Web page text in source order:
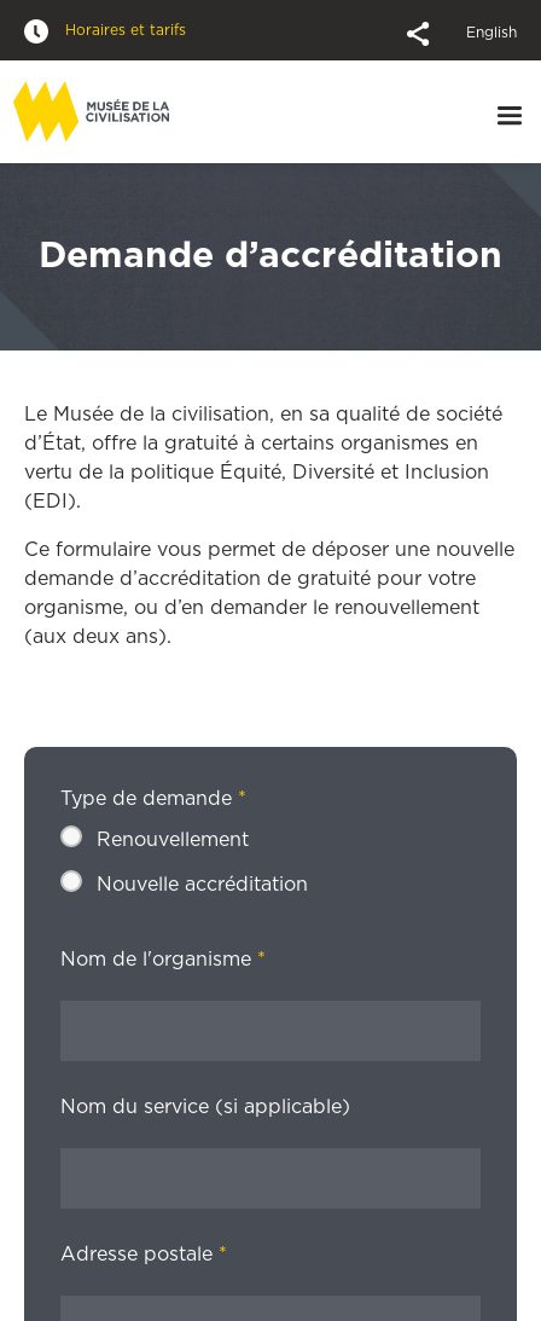
Horaires et tarifs English
Demande d’accréditation
Le Musée de la civilisation, en sa qualité de société
d’État, offre la gratuité à certains organismes en
vertu de la politique Équité, Diversité et Inclusion
(EDI).
Ce formulaire vous permet de déposer une nouvelle
demande d’accréditation de gratuité pour votre
organisme, ou d’en demander le renouvellement
(aux deux ans).
Type de demande *
Renouvellement
Nouvelle accréditation
Nom de l'organisme *
Nom du service (si applicable)
Adresse postale *